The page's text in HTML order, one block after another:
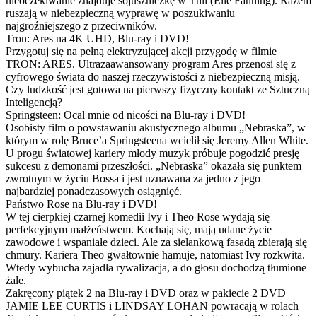
ruszają w niebezpieczną wyprawę w poszukiwaniu
najgroźniejszego z przeciwników.
Tron: Ares na 4K UHD, Blu-ray i DVD!
Przygotuj się na pełną elektryzującej akcji przygodę w filmie
TRON: ARES. Ultrazaawansowany program Ares przenosi się z
cyfrowego świata do naszej rzeczywistości z niebezpieczną misją.
Czy ludzkość jest gotowa na pierwszy fizyczny kontakt ze Sztuczną
Inteligencją?
Springsteen: Ocal mnie od nicości na Blu-ray i DVD!
Osobisty film o powstawaniu akustycznego albumu „Nebraska”, w
którym w rolę Bruce’a Springsteena wcielił się Jeremy Allen White.
U progu światowej kariery młody muzyk próbuje pogodzić presję
sukcesu z demonami przeszłości. „Nebraska” okazała się punktem
zwrotnym w życiu Bossa i jest uznawana za jedno z jego
najbardziej ponadczasowych osiągnięć.
Państwo Rose na Blu-ray i DVD!
W tej cierpkiej czarnej komedii Ivy i Theo Rose wydają się
perfekcyjnym małżeństwem. Kochają się, mają udane życie
zawodowe i wspaniałe dzieci. Ale za sielankową fasadą zbierają się
chmury. Kariera Theo gwałtownie hamuje, natomiast Ivy rozkwita.
Wtedy wybucha zajadła rywalizacja, a do głosu dochodzą tłumione
żale.
Zakręcony piątek 2 na Blu-ray i DVD oraz w pakiecie 2 DVD
JAMIE LEE CURTIS i LINDSAY LOHAN powracają w rolach